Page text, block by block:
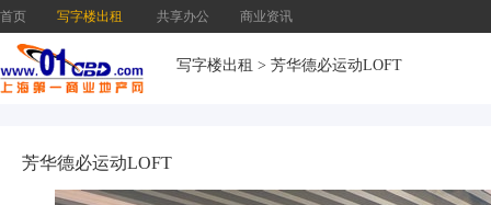
首页 写字楼出租 共享办公 商业资讯
写字楼出租 > 芳华德必运动LOFT
芳华德必运动LOFT